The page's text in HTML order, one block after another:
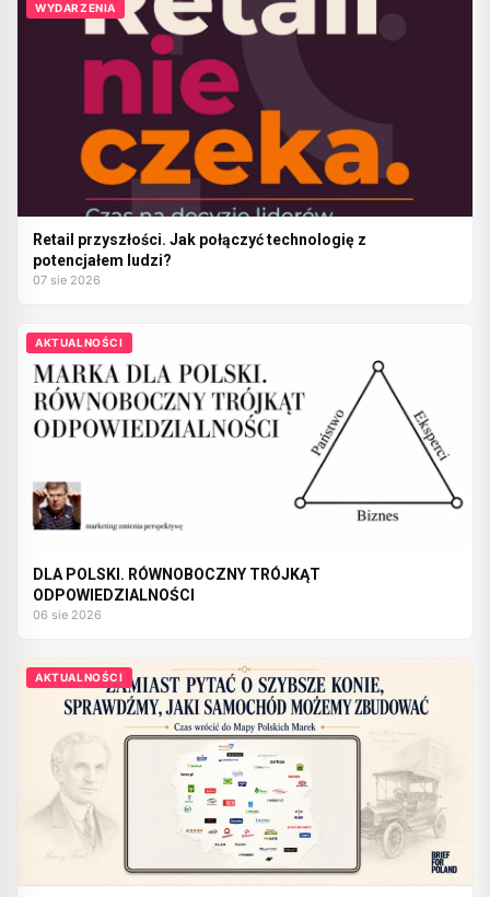
WYDARZENIA
Retail przyszłości. Jak połączyć technologię z
potencjałem ludzi?
07 sie 2026
AKTUALNOŚCI
DLA POLSKI. RÓWNOBOCZNY TRÓJKĄT
ODPOWIEDZIALNOŚCI
06 sie 2026
AKTUALNOŚCI